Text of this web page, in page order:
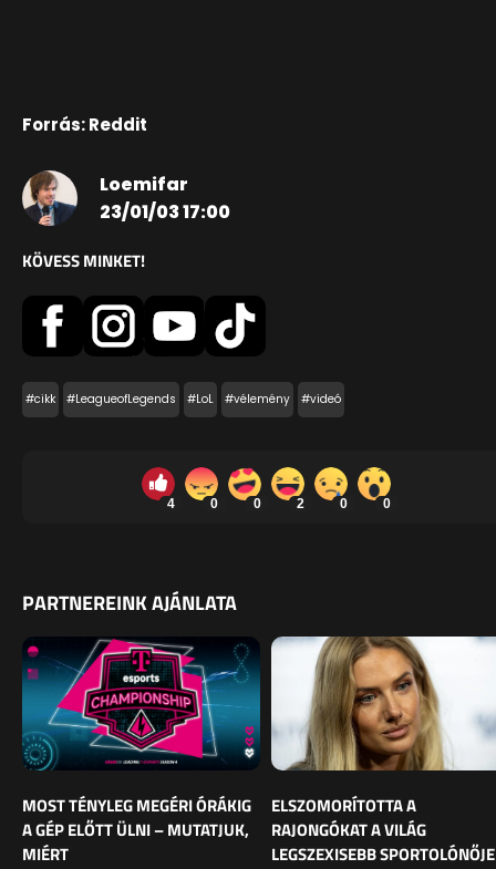
Forrás: Reddit
Loemifar
23/01/03 17:00
KÖVESS MINKET!
#cikk #LeagueofLegends #LoL #vélemény #videó
4 0 0 2 0 0
PARTNEREINK AJÁNLATA
MOST TÉNYLEG MEGÉRI ÓRÁKIG
A GÉP ELŐTT ÜLNI – MUTATJUK,
MIÉRT
ELSZOMORÍTOTTA A
RAJONGÓKAT A VILÁG
LEGSZEXISEBB SPORTOLÓNŐJE